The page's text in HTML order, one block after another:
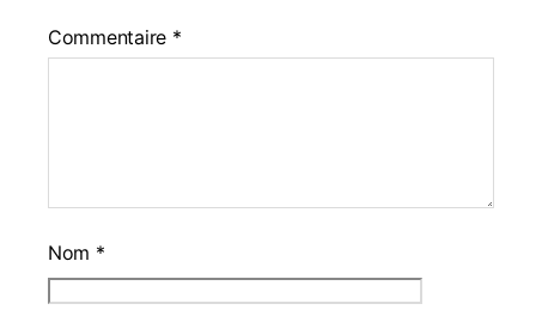
Commentaire *
Nom *